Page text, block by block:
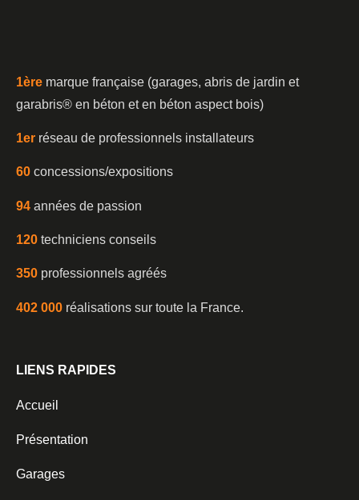
1ère marque française (garages, abris de jardin et
garabris®️ en béton et en béton aspect bois)
1er réseau de professionnels installateurs
60 concessions/expositions
94 années de passion
120 techniciens conseils
350 professionnels agréés
402 000 réalisations sur toute la France.
LIENS RAPIDES
Accueil
Présentation
Garages